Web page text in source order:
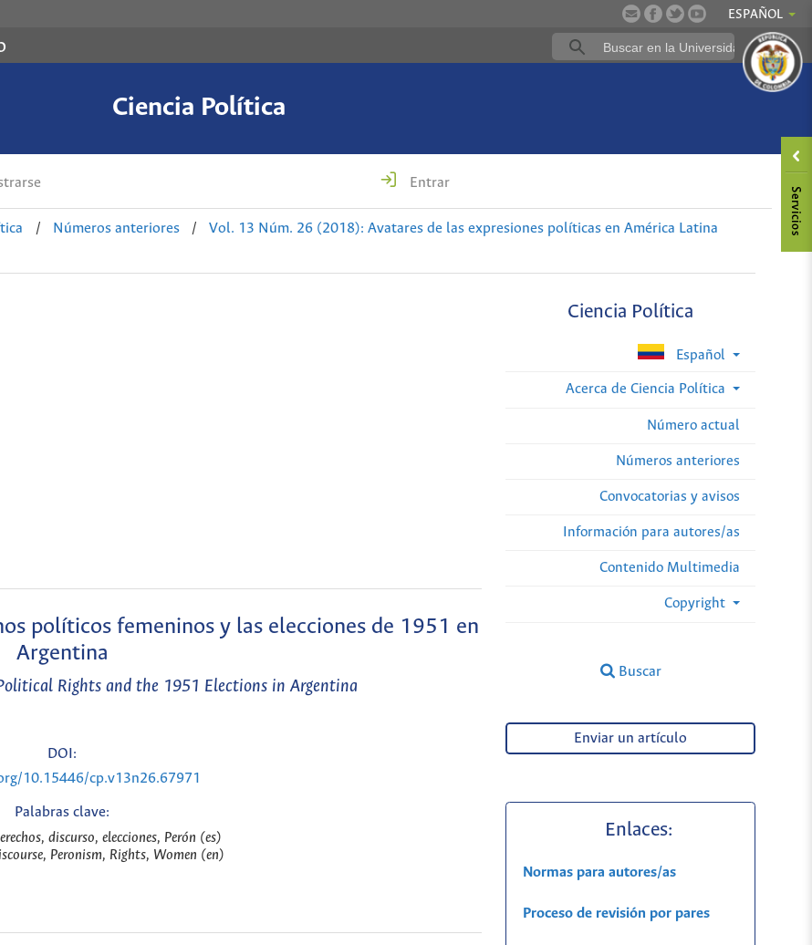
ESPAÑOL
Ciencia Política
Entrar
/ Números anteriores /
Vol. 13 Núm. 26 (2018): Avatares de las expresiones políticas en América Latina
Ciencia Política
Español
Acerca de Ciencia Política
Número actual
Números anteriores
Convocatorias y avisos
Información para autores/as
Contenido Multimedia
Copyright
Buscar
políticos femeninos y las elecciones de 1951 en
Argentina
Rights and the 1951 Elections in Argentina
DOI:
10.15446/cp.v13n26.67971
Palabras clave:
discurso, elecciones, Perón (es)
Peronism, Rights, Women (en)
Enviar un artículo
Enlaces:
Normas para autores/as
Proceso de revisión por pares